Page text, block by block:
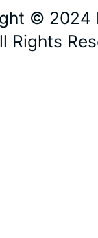
© 2024
Rights